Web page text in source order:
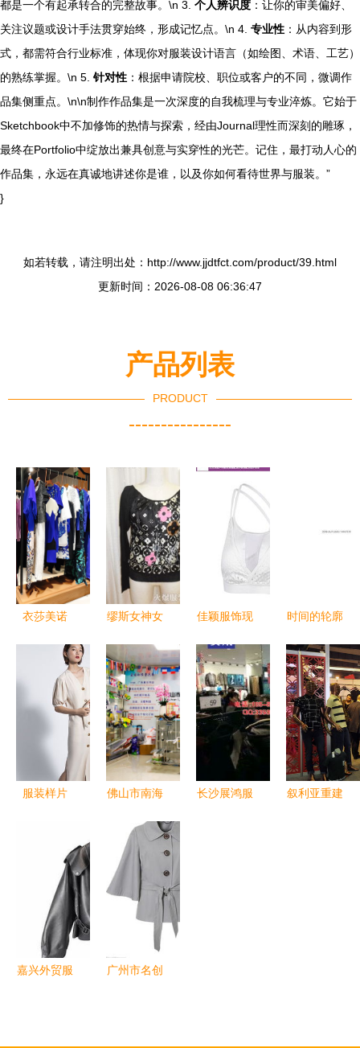
都是一个有起承转合的完整故事。\n 3. 个人辨识度 ：让你的审美偏好、
关注议题或设计手法贯穿始终，形成记忆点。\n 4. 专业性 ：从内容到形
式，都需符合行业标准，体现你对服装设计语言（如绘图、术语、工艺）
的熟练掌握。\n 5. 针对性 ：根据申请院校、职位或客户的不同，微调作
品集侧重点。\n\n制作作品集是一次深度的自我梳理与专业淬炼。它始于
Sketchbook中不加修饰的热情与探索，经由Journal理性而深刻的雕琢，
最终在Portfolio中绽放出兼具创意与实穿性的光芒。记住，最打动人心的
作品集，永远在真诚地讲述你是谁，以及你如何看待世界与服装。”
}
如若转载，请注明出处：http://www.jjdtfct.com/product/39.html
更新时间：2026-08-08 06:36:47
产品列表
PRODUCT
----------------
衣莎美诺
与卓越服
务，赢得服
装鞋帽消费
缪斯女神女
放，优雅绽
放——最新
产品全览与
深度解析
佳颖服饰现
业女士瑜伽
健身服批发
价格与高清
图片解析
时间的轮廓
牌2018秋
冬杂志画册
的时尚叙事
服装样片
佛山市南海
品厂 专业
亚克力广告
展示用品，
助力服装品
牌视觉营销
长沙展鸿服
叙利亚重建
嘉兴外贸服
广州市名创